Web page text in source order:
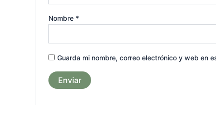
Nombre *
Guarda mi nombre, correo electrónico y web en